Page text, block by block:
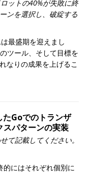
ットの40%が失敗に終
ンを選択し、破綻する
最盛期を迎えまし
ツール、そして目標を
なりの成果を上げるこ
Goでのトランザ
スパターンの実装
て記載してください。
的にはそれぞれ個別に